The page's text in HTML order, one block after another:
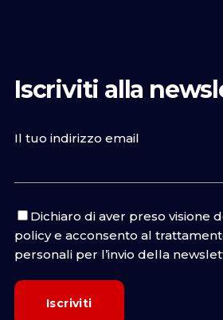
Iscriviti alla
Il tuo indirizzo email
Dichiaro di aver preso visione
policye acconsento al
personali per l’invio della